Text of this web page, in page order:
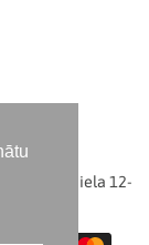
Lielā iela 12-